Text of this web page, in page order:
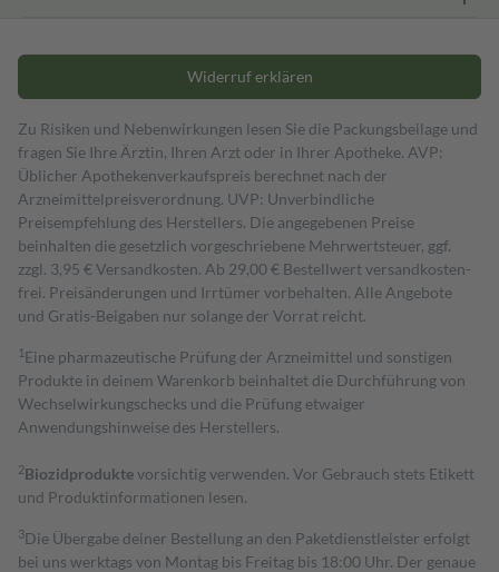
Widerruf erklären
Zu Risiken und Nebenwirkungen lesen Sie die Packungsbeilage und
fragen Sie Ihre Ärztin, Ihren Arzt oder in Ihrer Apotheke. AVP:
Üblicher Apothekenverkaufspreis berechnet nach der
Arzneimittelpreisverordnung. UVP: Unverbindliche
Preisempfehlung des Herstellers. Die angegebenen Preise
beinhalten die gesetzlich vorgeschriebene Mehrwertsteuer, ggf.
zzgl. 3,95 € Versandkosten. Ab 29,00 € Bestell­wert versand­kosten­
frei. Preisänderungen und Irrtümer vorbehalten. Alle Angebote
und Gratis-Beigaben nur solange der Vorrat reicht.
1 Eine pharmazeutische Prüfung der Arzneimittel und sonstigen
Produkte in deinem Warenkorb beinhaltet die Durchführung von
Wechselwirkungschecks und die Prüfung etwaiger
Anwendungshinweise des Herstellers.
2Biozidproduktevorsichtig verwenden. Vor Gebrauch stets Etikett
und Produktinformationen lesen.
3Die Übergabe deiner Bestellung an den Paketdienstleister erfolgt
bei uns werktags von Montag bis Freitag bis 18:00 Uhr. Der genaue